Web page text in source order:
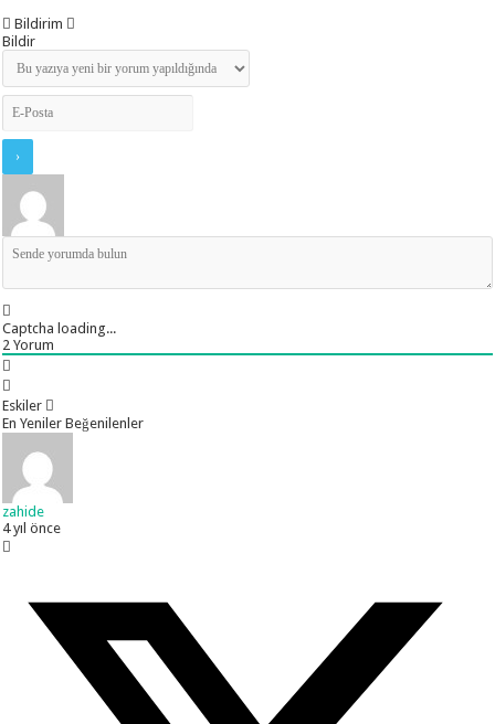
Bildirim
Bildir
Captcha loading...
2 Yorum
Eskiler
En Yeniler Beğenilenler
zahide
4 yıl önce